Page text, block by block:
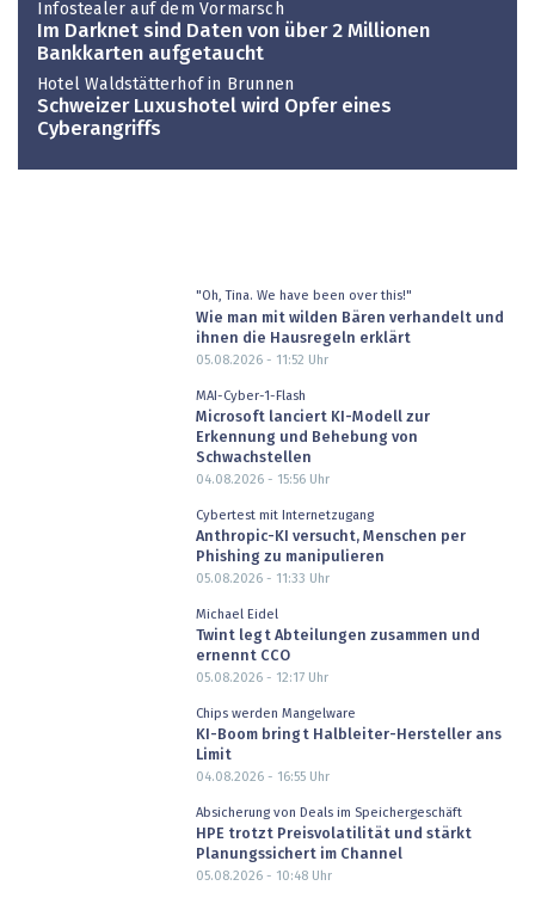
Infostealer auf dem Vormarsch
Im Darknet sind Daten von über 2 Millionen
Bankkarten aufgetaucht
Hotel Waldstätterhof in Brunnen
Schweizer Luxushotel wird Opfer eines
Cyberangriffs
"Oh, Tina. We have been over this!"
Wie man mit wilden Bären verhandelt und
ihnen die Hausregeln erklärt
05.08.2026 - 11:52 Uhr
MAI-Cyber-1-Flash
Microsoft lanciert KI-Modell zur
Erkennung und Behebung von
Schwachstellen
04.08.2026 - 15:56Uhr
Cybertest mit Internetzugang
Anthropic-KI versucht, Menschen per
Phishing zu manipulieren
05.08.2026 - 11:33 Uhr
Michael Eidel
Twint legt Abteilungen zusammen und
ernennt CCO
05.08.2026 - 12:17Uhr
Chips werden Mangelware
KI-Boom bringt Halbleiter-Hersteller ans
Limit
04.08.2026 - 16:55Uhr
Absicherung von Deals im Speichergeschäft
HPE trotzt Preisvolatilität und stärkt
Planungssichert im Channel
05.08.2026 - 10:48Uhr